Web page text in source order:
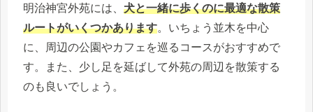
明治神宮外苑には、 犬と一緒に歩くのに最適な散策
ルートがいくつかあります。いちょう並木を中心
に、周辺の公園やカフェを巡るコースがおすすめで
す。また、少し足を延ばして外苑の周辺を散策する
のも良いでしょう。